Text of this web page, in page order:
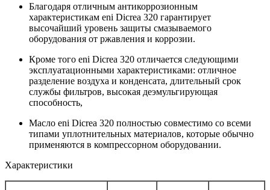
Благодаря отличным антикоррозионным
характеристикам eni Dicrea 320 гарантирует
высочайший уровень защиты смазываемого
оборудования от ржавления и коррозии.
Кроме того eni Dicrea 320 отличается следующими
эксплуатационными характеристиками: отличное
разделение воздуха и конденсата, длительный срок
службы фильтров, высокая деэмульгирующая
способность,
Масло eni Dicrea 320 полностью совместимо со всеми
типами уплотнительных материалов, которые обычно
применяются в компрессорном оборудовании.
Характеристики